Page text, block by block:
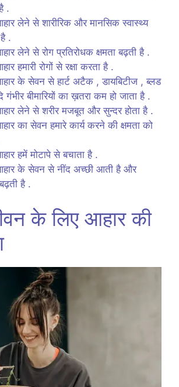
.
लेने से शारीरिक और मानसिक स्वास्थ्य
.
लेने से रोग प्रतिरोधक क्षमता बढ़ती है .
हमारी रोगों से रक्षा करता है .
के सेवन से हार्ट अटैक , डायबिटीज , ब्लड
बीमारियों का ख़तरा कम हो जाता है .
लेने से शरीर मजबूत और सुन्दर होता है .
का सेवन हमारे कार्य करने की क्षमता को
हमें मोटापे से बचाता है .
के सेवन से नींद अच्छी आती है और
है .
के लिए आहार की